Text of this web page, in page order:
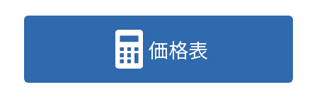
価格表